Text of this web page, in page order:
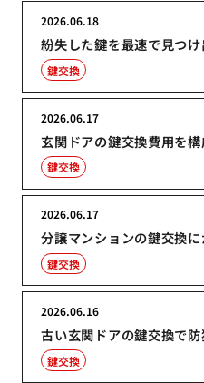
紛失した鍵を最速で見つ
2026.06.18
鍵交換
玄関ドアの鍵交換費用を
2026.06.17
鍵交換
分譲マンションの鍵交換
2026.06.17
鍵交換
古い玄関ドアの鍵交換で
2026.06.16
鍵交換